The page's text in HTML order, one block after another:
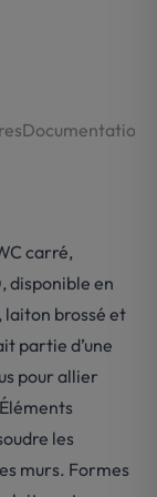
Documentations
carré,
disponible en
brossé et
partie d’une
pour allier
les
murs. Formes